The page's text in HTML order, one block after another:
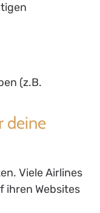
(z.B.
deine
Viele Airlines
ihren Websites